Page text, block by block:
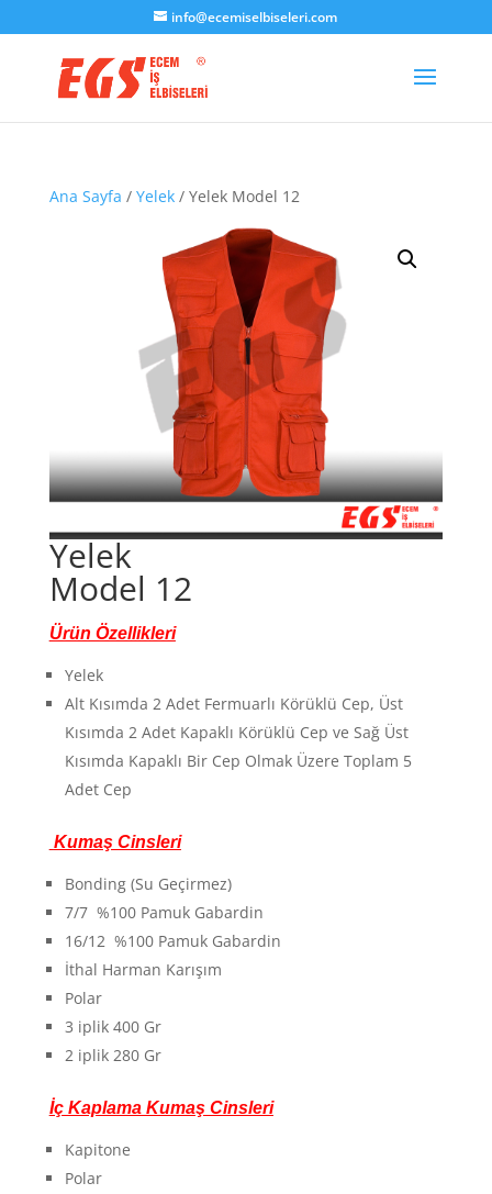
info@ecemiselbiseleri.com
Ana Sayfa / Yelek/ Yelek Model 12
Yelek
Model 12
Ürün Özellikleri
Yelek
Alt Kısımda 2 Adet Fermuarlı Körüklü Cep, Üst
Kısımda 2 Adet Kapaklı Körüklü Cep ve Sağ Üst
Kısımda Kapaklı Bir Cep Olmak Üzere Toplam 5
Adet Cep
Kumaş Cinsleri
Bonding (Su Geçirmez)
7/7 %100 Pamuk Gabardin
16/12 %100 Pamuk Gabardin
İthal Harman Karışım
Polar
3 iplik 400 Gr
2 iplik 280 Gr
İç Kaplama Kumaş Cinsleri
Kapitone
Polar